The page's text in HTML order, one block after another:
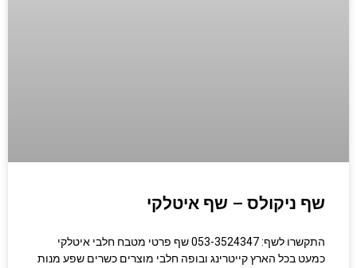
שף ניקולס – שף איטלקי
התקשרו לשף: 053-3524347 שף פרטי מטבח חלבי איטלקי
כמעט בכל הארץ קייטרינג ובופה חלבי מוצרים כשרים שפע מנות